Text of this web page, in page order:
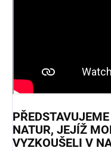
NATUR, JEJÍŽ
VYZKOUŠELI V